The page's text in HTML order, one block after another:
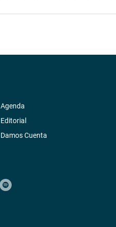
Agenda
Editorial
Damos Cuenta